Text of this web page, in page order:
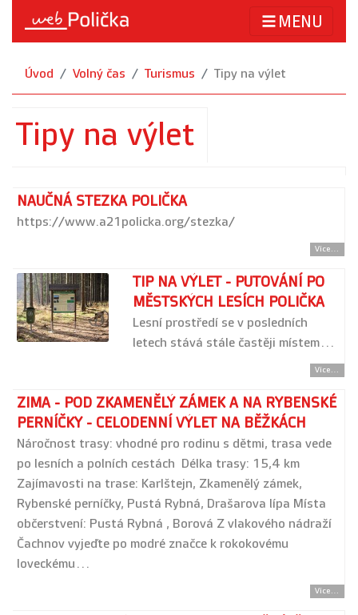
MENU
Úvod Volný čas Turismus Tipy na výlet
Tipy na výlet
NAUČNÁ STEZKA POLIČKA
https://www.a21policka.org/stezka/
Více...
TIP NA VÝLET - PUTOVÁNÍ PO
MĚSTSKÝCH LESÍCH POLIČKA
Lesní prostředí se v posledních
letech stává stále častěji místem…
Více...
ZIMA - POD ZKAMENĚLÝ ZÁMEK A NA RYBENSKÉ
PERNÍČKY - CELODENNÍ VÝLET NA BĚŽKÁCH
Náročnost trasy: vhodné pro rodinu s dětmi, trasa vede
po lesních a polních cestách Délka trasy: 15,4 km
Zajímavosti na trase: Karlštejn, Zkamenělý zámek,
Rybenské perníčky, Pustá Rybná, Drašarova lípa Místa
občerstvení: Pustá Rybná , Borová Z vlakového nádraží
Čachnov vyjeďte po modré značce k rokokovému
loveckému…
Více...